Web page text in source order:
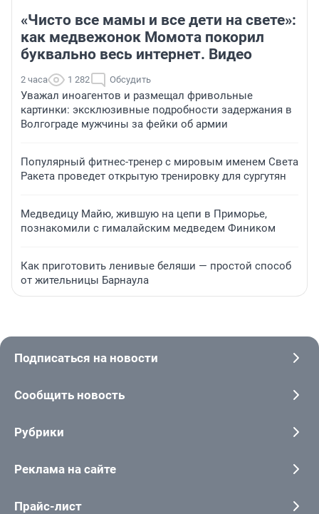
«Чисто все мамы и все дети на свете»:
как медвежонок Момота покорил
буквально весь интернет. Видео
2 часа 1 282 Обсудить
Уважал иноагентов и размещал фривольные
картинки: эксклюзивные подробности задержания в
Волгограде мужчины за фейки об армии
Популярный фитнес-тренер с мировым именем Света
Ракета проведет открытую тренировку для сургутян
Медведицу Майю, жившую на цепи в Приморье,
познакомили с гималайским медведем Фиником
Как приготовить ленивые беляши — простой способ
от жительницы Барнаула
Подписаться на новости
Сообщить новость
Рубрики
Реклама на сайте
Прайс-лист